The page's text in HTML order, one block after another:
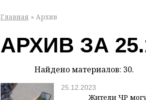
Главная » Архив
АРХИВ ЗА
Найдено материалов: 30.
25.12.2023
Жители ЧР